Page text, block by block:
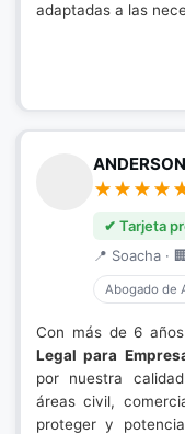
adaptadas a las
✔ Tarjeta
📍 Soacha ·
Abogado de
Con más de 6
Legal para
por nuestra
áreas civil,
proteger y